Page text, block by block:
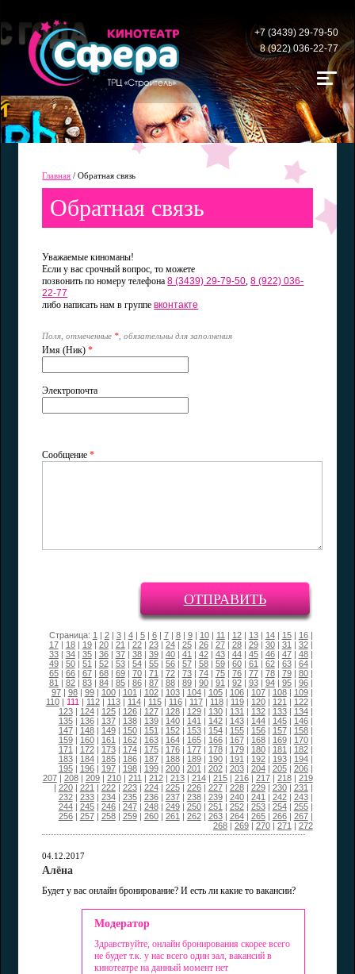
+7 (3439) 29-79-50
8 (922) 036-22-77
Главная /Обратная связь
Обратная связь
Уважаемые киноманы!
Если у вас срочный вопрос, то можете
позвонить по номеру телефона8 (3439) 29-79-50,8 (922) 036-
22-77
либо написать нам в группевконтакте
Поля, отмеченные * , обязательны для заполнения
Имя (Ник)*
Электропочта
Сообщение*
ОТПРАВИТЬ
Страница: 1 | 2| 3| 4| 5| 6| 7| 8| 9| 10| 11 | 12| 13| 14| 15| 16|
17| 18| 19| 20| 21 | 22| 23| 24| 25| 26| 27| 28| 29| 30| 31 | 32|
33| 34| 35| 36| 37| 38| 39| 40| 41 | 42| 43| 44| 45| 46| 47| 48|
49| 50| 51 | 52| 53| 54| 55| 56| 57| 58| 59| 60| 61 | 62| 63| 64|
65| 66| 67| 68| 69| 70| 71 | 72| 73| 74| 75| 76| 77| 78| 79| 80|
81 | 82| 83| 84| 85| 86| 87| 88| 89| 90| 91 | 92| 93| 94| 95| 96|
97| 98| 99| 100| 101 | 102| 103| 104| 105| 106| 107| 108| 109|
110| 111 | 112| 113| 114| 115| 116| 117| 118| 119| 120| 121 | 122|
123| 124| 125| 126| 127| 128| 129| 130| 131 | 132| 133| 134|
135| 136| 137| 138| 139| 140| 141 | 142| 143| 144| 145| 146|
147| 148| 149| 150| 151 | 152| 153| 154| 155| 156| 157| 158|
159| 160| 161 | 162| 163| 164| 165| 166| 167| 168| 169| 170|
171 | 172| 173| 174| 175| 176| 177| 178| 179| 180| 181 | 182|
183| 184| 185| 186| 187| 188| 189| 190| 191 | 192| 193| 194|
195| 196| 197| 198| 199| 200| 201 | 202| 203| 204| 205| 206|
207| 208| 209| 210| 211 | 212| 213| 214| 215| 216| 217| 218| 219
| 220| 221 | 222| 223| 224| 225| 226| 227| 228| 229| 230| 231 |
232| 233| 234| 235| 236| 237| 238| 239| 240| 241 | 242| 243|
244| 245| 246| 247| 248| 249| 250| 251 | 252| 253| 254| 255|
256| 257| 258| 259| 260| 261 | 262| 263| 264| 265| 266| 267|
268| 269| 270| 271 | 272
04.12.2017
Алёна
Будет у вас онлайн бронирование? И есть ли какие то вакансии?
Модератор
Здравствуйте, онлайн бронирования скорее всего
не будет т.к. у нас всего один зал, вакансий в
кинотеатре на данный момент нет